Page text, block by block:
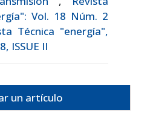
Vol. 18 Núm. 2
Técnica "energía",
ISSUE II
un artículo